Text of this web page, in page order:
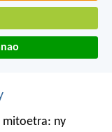
mitoetra: ny